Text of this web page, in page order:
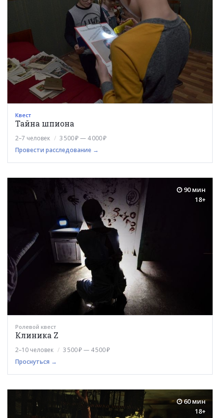
Квест
Тайна шпиона
2–7 человек
3 500 ₽ — 4 000 ₽
Провести расследование →
90 мин
18+
Ролевой квест
Клиника Z
2–10 человек
3 500 ₽ — 4 500 ₽
Проснуться →
60 мин
18+